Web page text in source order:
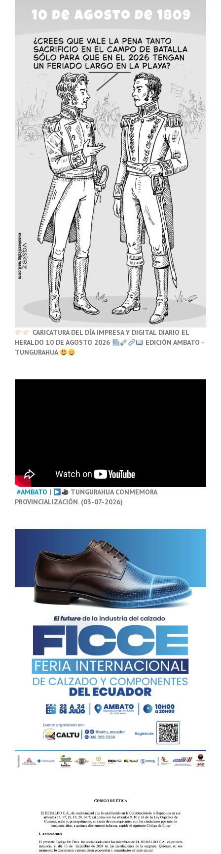
CARICATURA DEL DÍA IMPRESA Y DIGITAL DIARIO EL
HERALDO 10 DE AGOSTO 2026
EDICIÓN AMBATO -
TUNGURAHUA
#AMBATO |
TUNGURAHUA CONMEMORA
PROVINCIALIZACIÓN. (03-07-2026)